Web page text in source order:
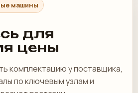
машины
для
цены
комплектацию у поставщика,
по ключевым узлам и